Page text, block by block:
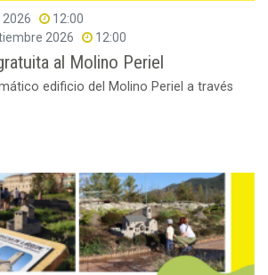
2026
12:00
2026
12:00
al Molino Periel
edificio del Molino Periel a través